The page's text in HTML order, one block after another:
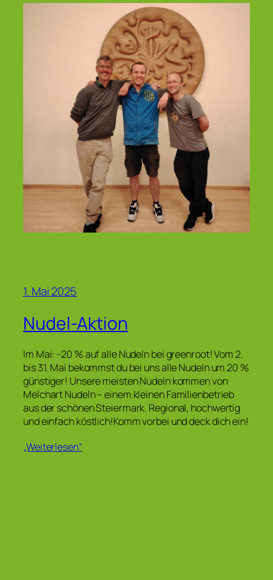
1. Mai 2025
Nudel-Aktion
Im Mai: -20 % auf alle Nudeln bei greenroot! Vom 2.
bis 31. Mai bekommst du bei uns alle Nudeln um 20 %
günstiger! Unsere meisten Nudeln kommen von
Melchart Nudeln – einem kleinen Familienbetrieb
aus der schönen Steiermark. Regional, hochwertig
und einfach köstlich!Komm vorbei und deck dich ein!
„Weiterlesen“